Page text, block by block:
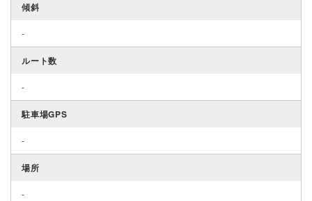
傾斜
-
ルート数
-
駐車場GPS
-
場所
-